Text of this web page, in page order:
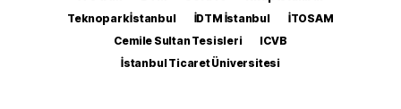
Teknopark İstanbul
İDTM İstanbul
İTOSAM
Cemile Sultan Tesisleri
ICVB
İstanbul Ticaret Üniversitesi